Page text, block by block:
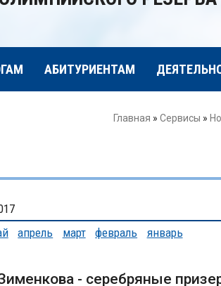
АБИТУРИЕНТАМ
Главная » Сервисы »
апрель март февраль январь
- серебряные